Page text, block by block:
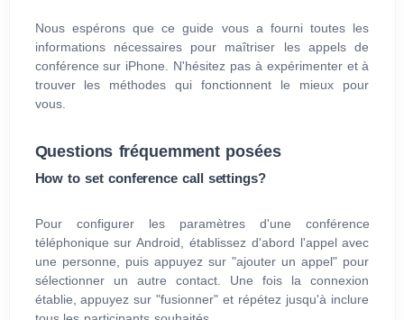
Nous espérons que ce guide vous a fourni toutes les
informations nécessaires pour maîtriser les appels de
conférence sur iPhone. N'hésitez pas à expérimenter et à
trouver les méthodes qui fonctionnent le mieux pour
vous.
Questions fréquemment posées
How to set conference call settings?
Pour configurer les paramètres d'une conférence
téléphonique sur Android, établissez d'abord l'appel avec
une personne, puis appuyez sur "ajouter un appel" pour
sélectionner un autre contact. Une fois la connexion
établie, appuyez sur "fusionner" et répétez jusqu'à inclure